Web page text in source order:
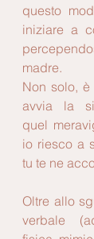
questo
iniziare a
madre.
Non solo,
avvia la
quel
io riesco a
tu te ne
Oltre allo
verbale